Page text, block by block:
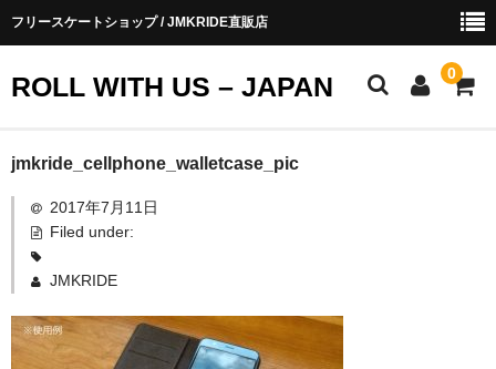
フリースケートショップ / JMKRIDE直販店
ROLL WITH US – JAPAN 0
お知らせ
ショップ会員
お買い物ガイド
お問い合わせ
jmkride_cellphone_walletcase_pic
2017年7月11日
Filed under:
JMKRIDE